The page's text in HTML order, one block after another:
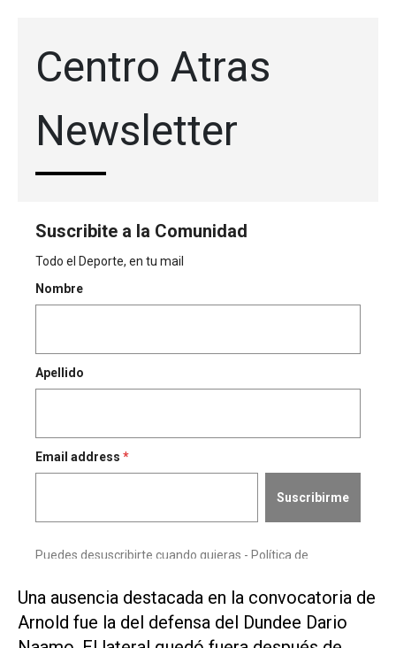
Una ausencia destacada en la convocatoria ⁠de
Arnold fue la del defensa ​del Dundee Dario